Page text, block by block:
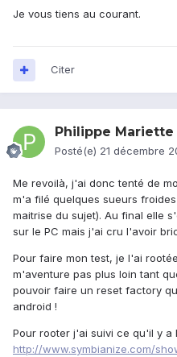
Je vous tiens au courant.
Citer
Philippe Mariette
Posté(e) 21 décembre
Me revoilà, j'ai donc tenté de
m'a filé quelques sueurs
maitrise du sujet). Au final elle
sur le PC mais j'ai cru l'avoir
Pour faire mon test, je l'ai
m'aventure pas plus loin tant
pouvoir faire un reset factory
android !
Pour rooter j'ai suivi ce qu'il y a
http://www.symbianize.com/